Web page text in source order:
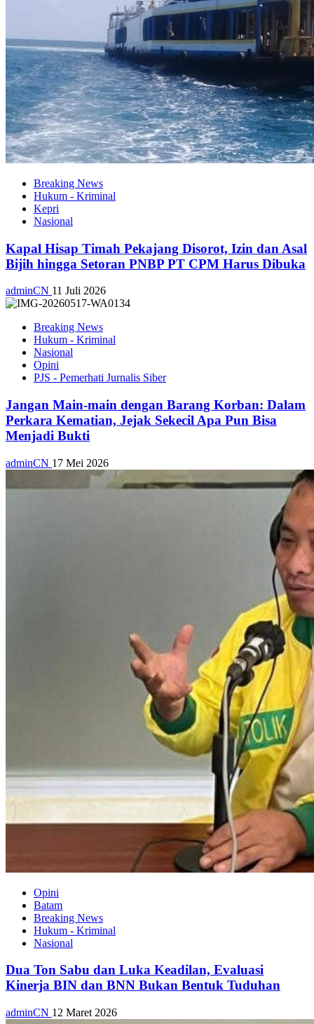
Breaking News
Hukum - Kriminal
Kepri
Nasional
Kapal Hisap Timah Pekajang Disorot, Izin dan Asal
Bijih hingga Setoran PNBP PT CPM Harus Dibuka
adminCN 11 Juli 2026
Breaking News
Hukum - Kriminal
Nasional
Opini
PJS - Pemerhati Jurnalis Siber
Jangan Main-main dengan Barang Korban: Dalam
Perkara Kematian, Jejak Sekecil Apa Pun Bisa
Menjadi Bukti
adminCN 17 Mei 2026
Opini
Batam
Breaking News
Hukum - Kriminal
Nasional
Dua Ton Sabu dan Luka Keadilan, Evaluasi
Kinerja BIN dan BNN Bukan Bentuk Tuduhan
adminCN 12 Maret 2026